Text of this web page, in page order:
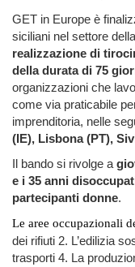
GET in Europe è
siciliani nel settore
realizzazione di
della durata di 75
organizzazioni che
come via praticabile
imprenditoria, nelle
(IE), Lisbona (PT),
Il bando si rivolge a
e i 35 anni
partecipanti donne.
Le aree occupazionali
dei rifiuti 2. L’edilizia
trasporti 4. La